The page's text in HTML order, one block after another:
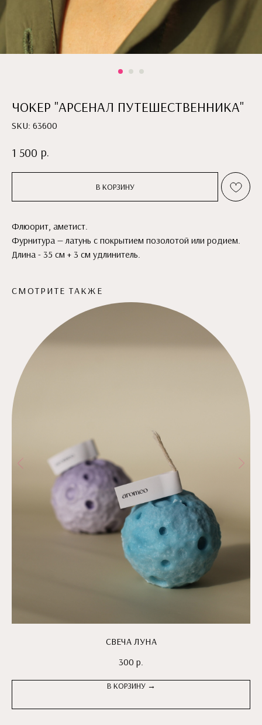
ЧОКЕР "АРСЕНАЛ ПУТЕШЕСТВЕННИКА"
SKU: 63600
1 500 р.
В КОРЗИНУ
Флюорит, аметист.
Фурнитура — латунь с покрытием позолотой или родием.
Длина - 35 см + 3 см удлинитель.
СМОТРИТЕ ТАКЖЕ
СВЕЧА ЛУНА
300 р.
В КОРЗИНУ →